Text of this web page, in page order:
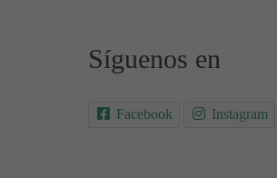
Síguenos en
Facebook Instagram